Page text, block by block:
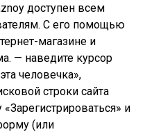
доступен всем
С его помощью
магазине и
— наведите курсор
человечка»,
строки сайта
и
(или